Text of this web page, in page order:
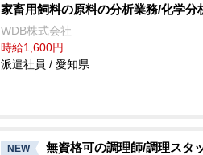
家畜用飼料の原料の分析業務/化学分
WDB株式会社
時給1,600円
派遣社員 / 愛知県
NEW 無資格可の調理師/調理スタ